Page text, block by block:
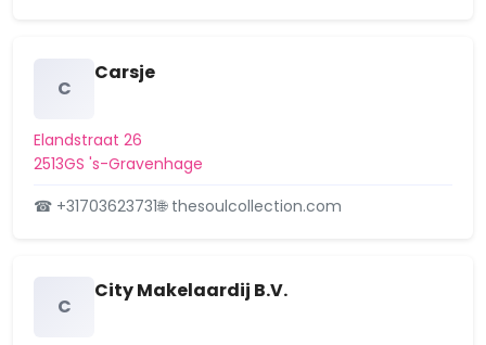
Wijk 25 Mariahoeve en Marlot
Wijk 26 Bezuidenhout
Wijk 29 Schildersbuurt
C
Carsje
Elandstraat 26
2513GS 's-Gravenhage
☎ +31703623731🌐 thesoulcollection.com
C
City Makelaardij B.V.